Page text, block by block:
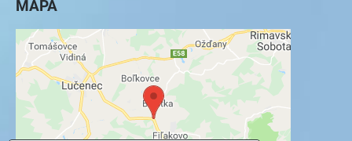
MAPA
Externý obsah je blokovaný Voľbami
súkromia
Prajete si načítať externý obsah?